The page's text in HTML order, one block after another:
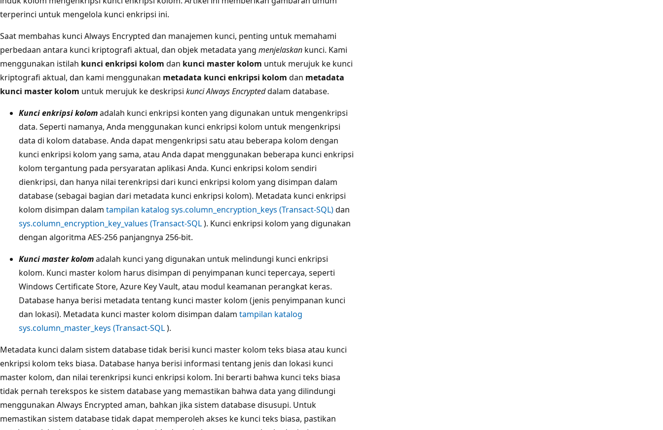
terperinci untuk mengelola kunci enkripsi ini.
Saat membahas kunci Always Encrypted dan manajemen kunci, penting untuk memahami
perbedaan antara kunci kriptografi aktual, dan objek metadata yang menjelaskan kunci. Kami
menggunakan istilah kunci enkripsi kolom dan kunci master kolom untuk merujuk ke kunci
kriptografi aktual, dan kami menggunakan metadata kunci enkripsi kolom dan metadata
kunci master kolom untuk merujuk ke deskripsi kunci Always Encrypteddalam database.
Kunci enkripsi kolomadalah kunci enkripsi konten yang digunakan untuk mengenkripsi
data. Seperti namanya, Anda menggunakan kunci enkripsi kolom untuk mengenkripsi
data di kolom database. Anda dapat mengenkripsi satu atau beberapa kolom dengan
kunci enkripsi kolom yang sama, atau Anda dapat menggunakan beberapa kunci enkripsi
kolom tergantung pada persyaratan aplikasi Anda. Kunci enkripsi kolom sendiri
dienkripsi, dan hanya nilai terenkripsi dari kunci enkripsi kolom yang disimpan dalam
database (sebagai bagian dari metadata kunci enkripsi kolom). Metadata kunci enkripsi
kolom disimpan dalam tampilan katalog sys.column_encryption_keys (Transact-SQL)dan
sys.column_encryption_key_values (Transact-SQL). Kunci enkripsi kolom yang digunakan
dengan algoritma AES-256 panjangnya 256-bit.
Kunci master kolomadalah kunci yang digunakan untuk melindungi kunci enkripsi
kolom. Kunci master kolom harus disimpan di penyimpanan kunci tepercaya, seperti
Windows Certificate Store, Azure Key Vault, atau modul keamanan perangkat keras.
Database hanya berisi metadata tentang kunci master kolom (jenis penyimpanan kunci
dan lokasi). Metadata kunci master kolom disimpan dalam tampilan katalog
sys.column_master_keys (Transact-SQL).
Metadata kunci dalam sistem database tidak berisi kunci master kolom teks biasa atau kunci
enkripsi kolom teks biasa. Database hanya berisi informasi tentang jenis dan lokasi kunci
master kolom, dan nilai terenkripsi kunci enkripsi kolom. Ini berarti bahwa kunci teks biasa
tidak pernah terekspos ke sistem database yang memastikan bahwa data yang dilindungi
menggunakan Always Encrypted aman, bahkan jika sistem database disusupi. Untuk
memastikan sistem database tidak dapat memperoleh akses ke kunci teks biasa, pastikan